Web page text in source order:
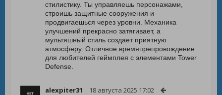
стилистику. Ты управляешь персонажами,
строишь защитные сооружения и
продвигаешься через уровни. Механика
улучшений прекрасно затягивает, а
мультяшный стиль создает приятную
атмосферу. Отличное времяпрепровождение
для любителей геймплея с элементами Tower
Defense.
alexpiter31 18 августа 2025 17:02